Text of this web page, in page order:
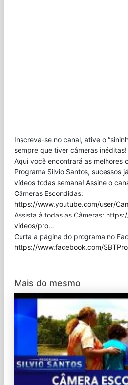
Inscreva-se no canal, ative o
sempre que tiver câmeras inéditas!
Aqui você encontrará as melhores
Programa Silvio Santos, sucessos
vídeos todas semana! Assine o
Câmeras Escondidas:
https://www.youtube.com/user/
Assista à todas as Câmeras:
videos/pro…
Curta a página do programa no
https://www.facebook.com/
Mais do mesmo